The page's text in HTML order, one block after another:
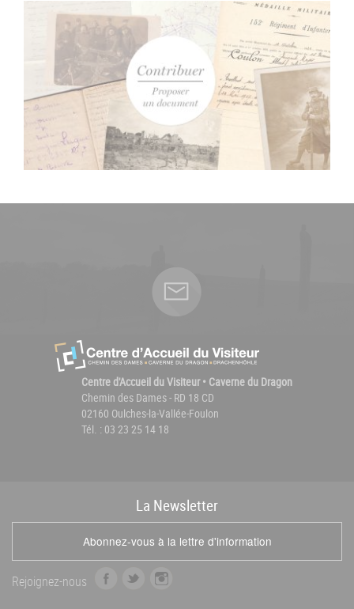
Centre d'Accueil du Visiteur • Caverne du Dragon
Chemin des Dames - RD 18 CD
02160 Oulches-la-Vallée-Foulon
Tél. : 03 23 25 14 18
La Newsletter
Abonnez-vous à la lettre d'information
Rejoignez-nous